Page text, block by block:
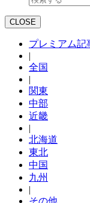
CLOSE
プレミアム記
|
全国
|
関東
中部
近畿
|
北海道
東北
中国
九州
|
その他